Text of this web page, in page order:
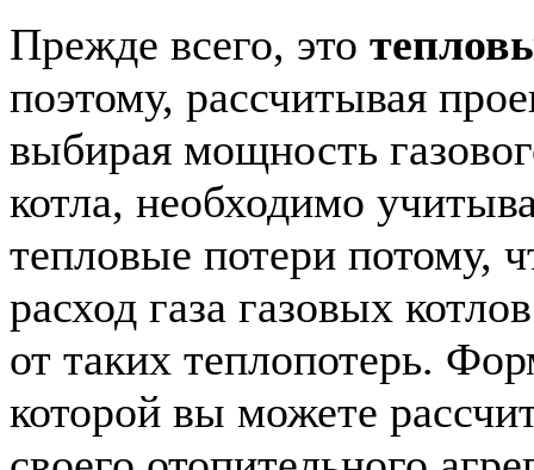
Прежде всего, это
поэтому, рассчитывая
выбирая мощность
котла, необходимо
тепловые потери потому,
расход газа газовых
от таких теплопотерь.
которой вы можете